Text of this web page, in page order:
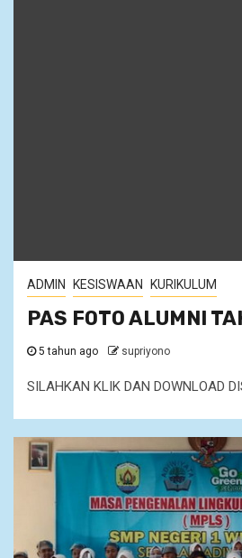
ADMIN KESISWAAN KURIKULUM
PAS FOTO ALUMNI
5 tahun ago supriyono
SILAHKAN KLIK DAN DOWNLOAD